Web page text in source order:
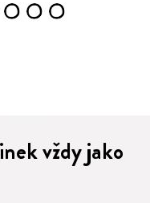
6 7 8
vždy jako